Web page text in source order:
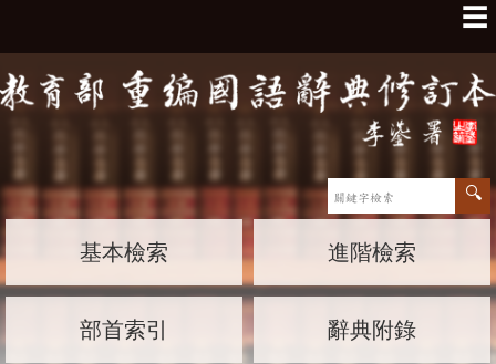
☰
基本檢索 進階檢索
部首索引 辭典附錄